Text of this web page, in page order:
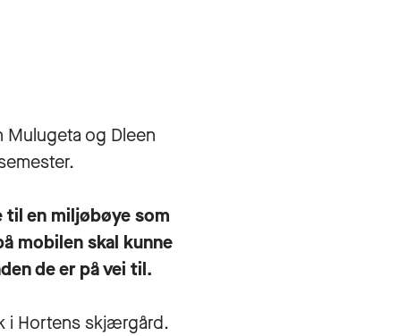
og Dleen
til en miljøbøye som
mobilen skal kunne
de er på vei til.
i Hortens skjærgård.